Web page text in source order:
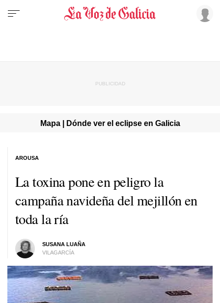
Mapa | Dónde ver el eclipse en Galicia
La toxina pone en peligro la
campaña navideña del mejillón en
toda la ría
SUSANA LUAÑA
VILAGARCÍA
AROUSA